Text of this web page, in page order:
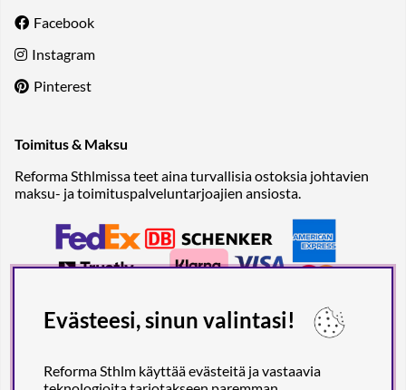
Facebook
Instagram
Pinterest
Toimitus & Maksu
Reforma Sthlmissa teet aina turvallisia ostoksia johtavien
maksu- ja toimituspalveluntarjoajien ansiosta.
Evästeesi, sinun valintasi!
Reforma Sthlm käyttää evästeitä ja vastaavia